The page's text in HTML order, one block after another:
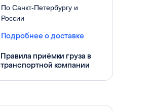
По Санкт-Петербургу и
России
Подробнее о доставке
Правила приёмки груза в
транспортной компании